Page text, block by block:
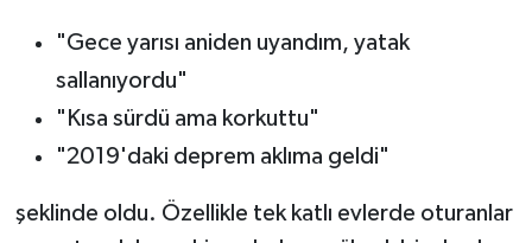
"Gece yarısı aniden uyandım, yatak
sallanıyordu"
"Kısa sürdü ama korkuttu"
"2019'daki deprem aklıma geldi"
şeklinde oldu. Özellikle tek katlı evlerde oturanlar